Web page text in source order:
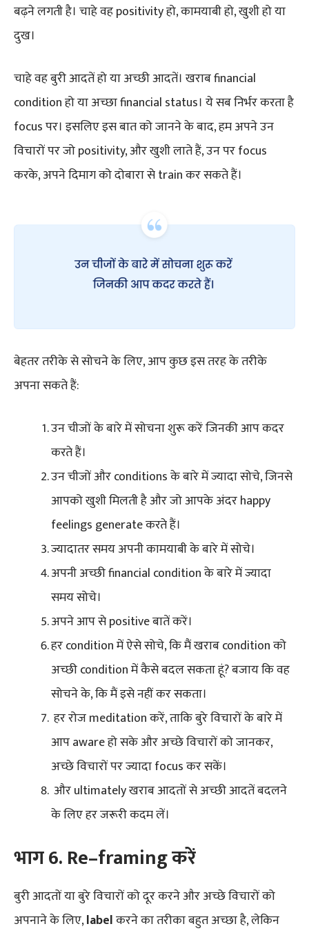
बढ़ने लगती है। चाहे वह positivity हो, कामयाबी हो, खुशी हो या
दुख।
चाहे वह बुरी आदतें हो या अच्छी आदतें। खराब financial
condition हो या अच्छा financial status। ये सब निर्भर करता है
focus पर। इसलिए इस बात को जानने के बाद, हम अपने उन
विचारों पर जो positivity, और खुशी लाते हैं, उन पर focus
करके, अपने दिमाग को दोबारा से train कर सकते हैं।
बेहतर तरीके से सोचने के लिए, आप कुछ इस तरह के तरीके
अपना सकते हैं:
उन चीजों के बारे में सोचना शुरू करें जिनकी आप कदर
करते हैं।
उन चीजों और conditions के बारे में ज्यादा सोचे, जिनसे
आपको खुशी मिलती है और जो आपके अंदर happy
feelings generate करते हैं।
ज्यादातर समय अपनी कामयाबी के बारे में सोचे।
अपनी अच्छी financial condition के बारे में ज्यादा
समय सोचे।
अपने आप से positive बातें करें।
हर condition में ऐसे सोचे, कि मैं खराब condition को
अच्छी condition में कैसे बदल सकता हूं? बजाय कि वह
सोचने के, कि मैं इसे नहीं कर सकता।
हर रोज meditation करें, ताकि बुरे विचारों के बारे में
आप aware हो सके और अच्छे विचारों को जानकर,
अच्छे विचारों पर ज्यादा focus कर सकें।
और ultimately खराब आदतों से अच्छी आदतें बदलने
के लिए हर जरूरी कदम लें।
भाग6.Re–framingकरें
बुरी आदतों या बुरे विचारों को दूर करने और अच्छे विचारों को
अपनाने के लिए,labelकरने का तरीका बहुत अच्छा है, लेकिन